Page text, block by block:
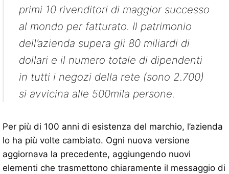
primi 10 rivenditori di maggior successo
al mondo per fatturato. Il patrimonio
dell’azienda supera gli 80 miliardi di
dollari e il numero totale di dipendenti
in tutti i negozi della rete (sono 2.700)
si avvicina alle 500mila persone.
Per più di 100 anni di esistenza del marchio, l’azienda
lo ha più volte cambiato. Ogni nuova versione
aggiornava la precedente, aggiungendo nuovi
elementi che trasmettono chiaramente il messaggio di